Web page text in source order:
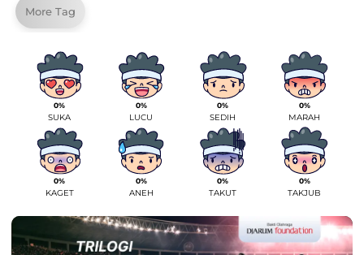
More Tag
0%
SUKA
0%
LUCU
0%
SEDIH
0%
MARAH
0%
KAGET
0%
ANEH
0%
TAKUT
0%
TAKJUB